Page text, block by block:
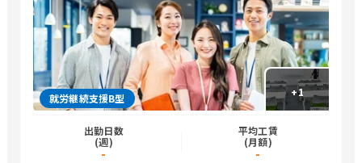
+1
就労継続支援B型
出勤日数
(週)
-
平均工賃
(月額)
-